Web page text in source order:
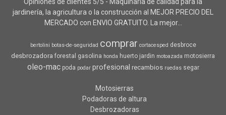
jardinería, la agricultura o la construcción al MEJOR PRECIO DEL
MERCADO con ENVIO GRATUITO. La mejor...
bertolini botas-de-seguridad comprar cortacesped desbroce
desbrozadora forestal gasolina honda huerto jardin motoazada motosierra
oleo-mac poda podar profesional recambios ruedas segar
Motosierras
Podadoras de altura
Desbrozadoras